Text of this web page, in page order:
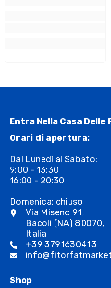
Entra Nella Casa
Orari di apertura:
Dal Lunedì al Sabato:
9:00 - 13:30
16:00 - 20:30
Domenica: chiuso
Via Miseno 91,
Bacoli (NA) 80070,
Italia
+39 3791630413
Shop